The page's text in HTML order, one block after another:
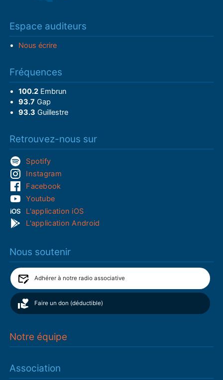
Espace auditeurs
Nous écrire
Fréquences
100.2Embrun
93.7 Gap
93.3 Guillestre
Retrouvez-nous sur
Spotify
Instagram
Facebook
Youtube
L'application iOS
L'application Android
Nous soutenir
Adhérer à notre radio associative
Faire un don (déductible)
Notre équipe
Association